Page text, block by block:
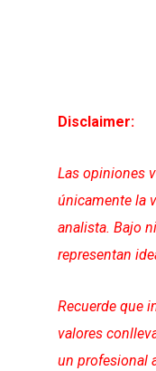
Disclaimer:
Las opiniones
únicamente la
analista. Bajo
representan
Recuerde que
valores
un profesional